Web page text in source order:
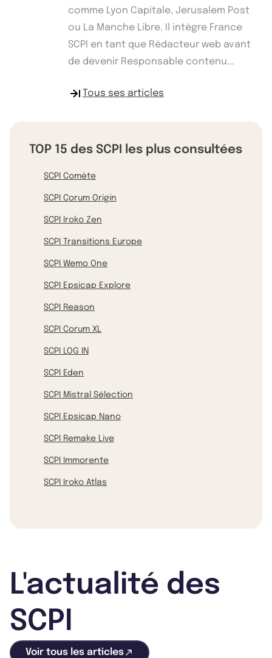
comme Lyon Capitale, Jerusalem Post
ou La Manche Libre. Il intègre France
SCPI en tant que Rédacteur web avant
de devenir Responsable contenu...
Tous ses articles
TOP 15 des SCPI les plus consultées
SCPI Comète
SCPI Corum Origin
SCPI Iroko Zen
SCPI Transitions Europe
SCPI Wemo One
SCPI Epsicap Explore
SCPI Reason
SCPI Corum XL
SCPI LOG IN
SCPI Eden
SCPI Mistral Sélection
SCPI Epsicap Nano
SCPI Remake Live
SCPI Immorente
SCPI Iroko Atlas
L'actualité des
SCPI
Voir tous les articles